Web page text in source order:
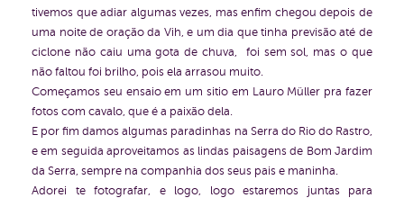
tivemos que adiar algumas vezes, mas enfim chegou depois de
uma noite de oração da Vih, e um dia que tinha previsão até de
ciclone não caiu uma gota de chuva, foi sem sol, mas o que
não faltou foi brilho, pois ela arrasou muito.
Começamos seu ensaio em um sitio em Lauro Müller pra fazer
fotos com cavalo, que é a paixão dela.
E por fim damos algumas paradinhas na Serra do Rio do Rastro,
e em seguida aproveitamos as lindas paisagens de Bom Jardim
da Serra, sempre na companhia dos seus pais e maninha.
Adorei te fotografar, e logo, logo estaremos juntas para